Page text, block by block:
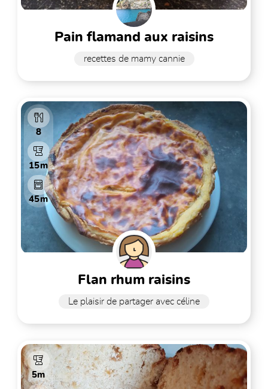
pain flamand aux raisins
recettes de mamy cannie
8
15m
45m
flan rhum raisins
Le plaisir de partager avec céline
5m